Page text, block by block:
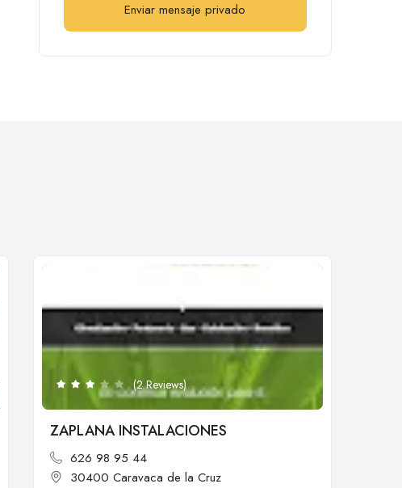
Enviar mensaje privado
(2 Reviews)
ZAPLANA INSTALACIONES
626 98 95 44
30400 Caravaca de la Cruz